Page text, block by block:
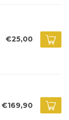
€25,00
€169,90